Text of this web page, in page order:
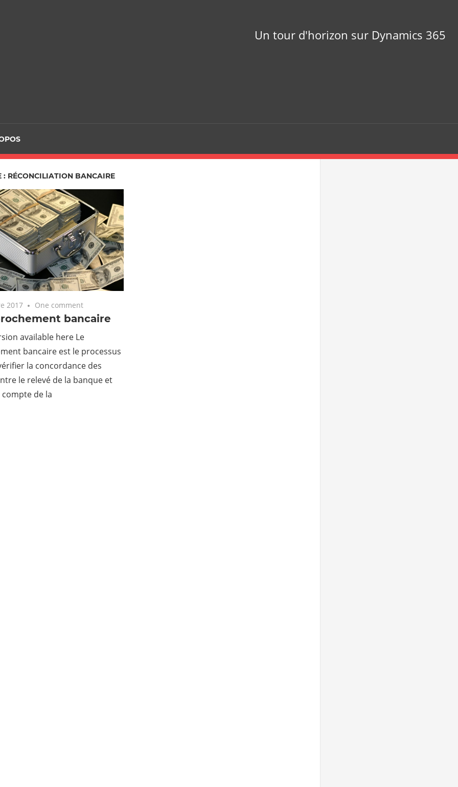
Un tour d'horizon sur Dynamics 365
: RÉCONCILIATION BANCAIRE
2017 One comment
bancaire
available here Le
bancaire est le processus
la concordance des
le relevé de la banque et
compte de la